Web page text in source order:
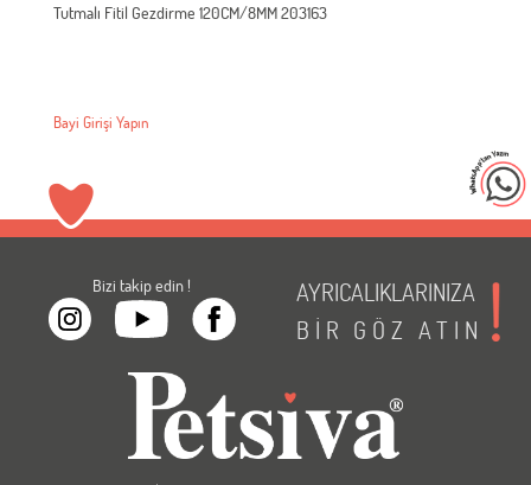
Tutmalı Fitil Gezdirme 120CM/8MM 203163
Bayi Girişi Yapın
Bizi takip edin !
AYRICALIKLARINIZA
BİR GÖZ ATIN